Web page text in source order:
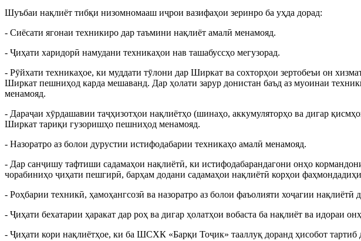
Шуъбаи нақлиёт тибқи низомномааш иҷрои вазифаҳои зеринро ба уҳда дорад:
- Сиёсати ягонаи техникиро дар таъмини нақлиёт амалӣ менамояд.
- Ҷиҳати харидорӣ намудани техникаҳои нав ташабуссҳо мегузорад.
- Рӯйхати техникаҳое, ки муддати тӯлони дар Ширкат ва сохторҳои зертобеъи он
Ширкат пешниҳод карда мешаванд. Дар ҳолати зарур донистан баъд аз муоинаи
менамояд.
- Дараҷаи хӯрдашавии таҷҳизотҳои нақлиётҳо (шинаҳо, аккумуляторҳо ва дигар
Ширкат тариқи гузоришҳо пешниҳод менамояд.
- Назоратро аз болои дурустии истифодабарии техникаҳо амалӣ менамояд.
- Дар санҷишу тафтиши садамаҳои нақлиётӣ, ки истифодабарандагони онҳо
чорабиниҳо ҷиҳати пешгирӣ, барҳам додани садамаҳои нақлиётӣ корҳои
- Роҳбарии техникӣ, ҳамоҳангсозӣ ва назоратро аз болои фаъолияти хоҷагии
- Ҷиҳати бехатарии ҳаракат дар роҳ ва дигар ҳолатҳои вобаста ба нақлиёт ва идораи
- Ҷиҳати кори нақлиётҳое, ки ба ШСХК «Барқи Тоҷик» тааллуқ доранд ҳисобот